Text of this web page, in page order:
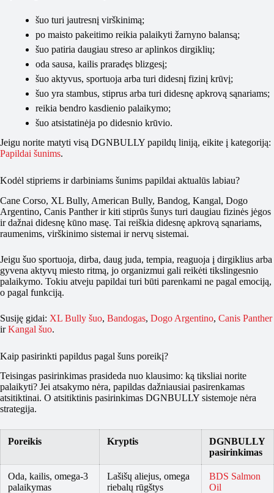
šuo turi jautresnį virškinimą;
po maisto pakeitimo reikia palaikyti žarnyno balansą;
šuo patiria daugiau streso ar aplinkos dirgiklių;
oda sausa, kailis praradęs blizgesį;
šuo aktyvus, sportuoja arba turi didesnį fizinį krūvį;
šuo yra stambus, stiprus arba turi didesnę apkrovą sąnariams;
reikia bendro kasdienio palaikymo;
šuo atsistatinėja po didesnio krūvio.
Jeigu norite matyti visą DGNBULLY papildų liniją, eikite į kategoriją:
Papildai šunims.
Kodėl stipriems ir darbiniams šunims papildai aktualūs labiau?
Cane Corso, XL Bully, American Bully, Bandog, Kangal, Dogo
Argentino, Canis Panther ir kiti stiprūs šunys turi daugiau fizinės jėgos
ir dažnai didesnę kūno masę. Tai reiškia didesnę apkrovą sąnariams,
raumenims, virškinimo sistemai ir nervų sistemai.
Jeigu šuo sportuoja, dirba, daug juda, tempia, reaguoja į dirgiklius arba
gyvena aktyvų miesto ritmą, jo organizmui gali reikėti tikslingesnio
palaikymo. Tokiu atveju papildai turi būti parenkami ne pagal emociją,
o pagal funkciją.
Susiję gidai: XL Bully šuo, Bandogas, Dogo Argentino, Canis Panther
irKangal šuo.
Kaip pasirinkti papildus pagal šuns poreikį?
Teisingas pasirinkimas prasideda nuo klausimo: ką tiksliai norite
palaikyti? Jei atsakymo nėra, papildas dažniausiai pasirenkamas
atsitiktinai. O atsitiktinis pasirinkimas DGNBULLY sistemoje nėra
strategija.
Poreikis Kryptis
DGNBULLY
pasirinkimas
Oda, kailis, omega-3
palaikymas
Lašišų aliejus, omega
riebalų rūgštys
BDS Salmon
Oil